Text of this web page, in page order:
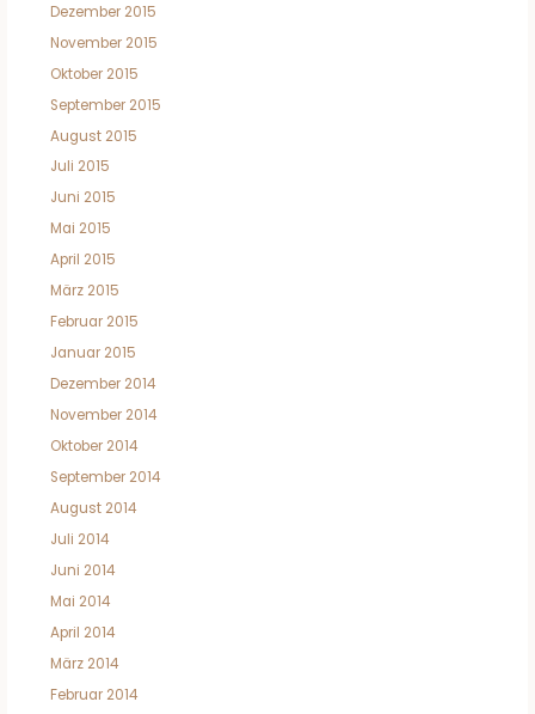
Dezember 2015
November 2015
Oktober 2015
September 2015
August 2015
Juli 2015
Juni 2015
Mai 2015
April 2015
März 2015
Februar 2015
Januar 2015
Dezember 2014
November 2014
Oktober 2014
September 2014
August 2014
Juli 2014
Juni 2014
Mai 2014
April 2014
März 2014
Februar 2014